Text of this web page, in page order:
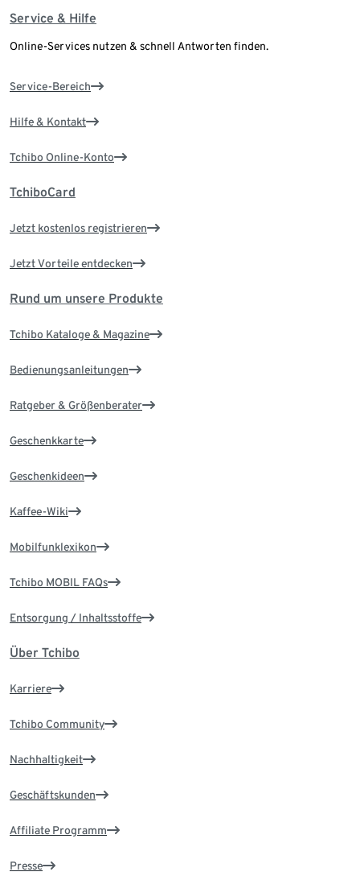
Service & Hilfe
Online-Services nutzen & schnell Antworten finden.
Service-Bereich
Hilfe & Kontakt
Tchibo Online-Konto
TchiboCard
Jetzt kostenlos registrieren
Jetzt Vorteile entdecken
Rund um unsere Produkte
Tchibo Kataloge & Magazine
Bedienungsanleitungen
Ratgeber & Größenberater
Geschenkkarte
Geschenkideen
Kaffee-Wiki
Mobilfunklexikon
Tchibo MOBIL FAQs
Entsorgung / Inhaltsstoffe
Über Tchibo
Karriere
Tchibo Community
Nachhaltigkeit
Geschäftskunden
Affiliate Programm
Presse